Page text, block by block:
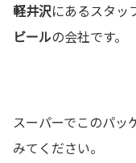
軽井沢にあるスタッ
ビールの会社です。
スーパーでこのパッ
みてください。